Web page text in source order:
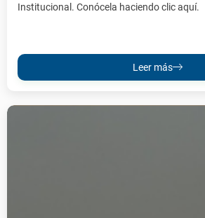
Institucional. Conócela haciendo clic aquí.
Leer más